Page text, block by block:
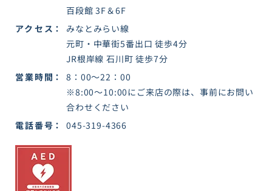
百段館 3F＆6F
アクセス
みなとみらい線
元町・中華街5番出口 徒歩4分
JR根岸線 石川町 徒歩7分
営業時間
8：00～22：00
※8:00〜10:00にご来店の際は、事前にお問い
合わせください
電話番号
045-319-4366